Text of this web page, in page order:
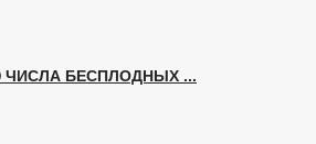
БЕСПЛОДНЫХ ...